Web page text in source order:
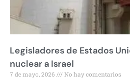
Legisladores de Estados
nuclear a Israel
7 de mayo, 2026 No hay comentarios